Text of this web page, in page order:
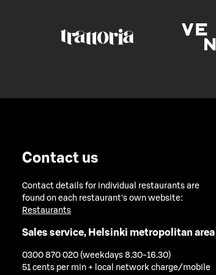
Contact us
Contact details for individual restaurants are
found on each restaurant's own website:
Restaurants
Sales service, Helsinki metropolitan area
0300 870 020 (weekdays 8.30-16.30)
51 cents per min + local network charge/mobile